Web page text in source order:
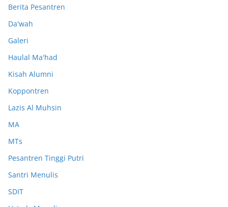
Berita Pesantren
Da'wah
Galeri
Haulal Ma'had
Kisah Alumni
Koppontren
Lazis Al Muhsin
MA
MTs
Pesantren Tinggi Putri
Santri Menulis
SDIT